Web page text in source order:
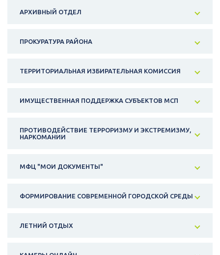
АРХИВНЫЙ ОТДЕЛ
ПРОКУРАТУРА РАЙОНА
ТЕРРИТОРИАЛЬНАЯ ИЗБИРАТЕЛЬНАЯ КОМИССИЯ
ИМУЩЕСТВЕННАЯ ПОДДЕРЖКА СУБЪЕКТОВ МСП
ПРОТИВОДЕЙСТВИЕ ТЕРРОРИЗМУ И ЭКСТРЕМИЗМУ,
НАРКОМАНИИ
МФЦ "МОИ ДОКУМЕНТЫ"
ФОРМИРОВАНИЕ СОВРЕМЕННОЙ ГОРОДСКОЙ СРЕДЫ
ЛЕТНИЙ ОТДЫХ